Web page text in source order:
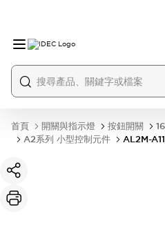
首頁 開關與指示燈 按鈕開關
A2系列 小型控制元件
AL2M-